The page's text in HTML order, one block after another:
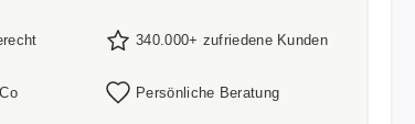
340.000+ zufriedene Kunden
Persönliche Beratung